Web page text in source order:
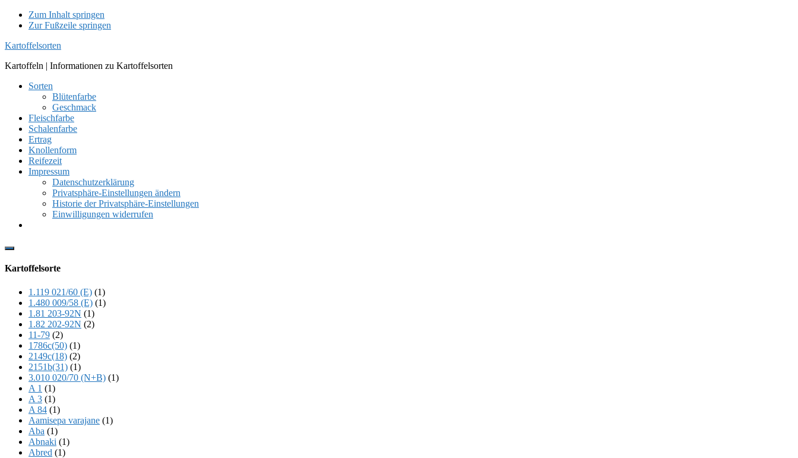
Zum Inhalt springen
Zur Fußzeile springen
Kartoffelsorten
Kartoffeln | Informationen zu Kartoffelsorten
Sorten
Blütenfarbe
Geschmack
Fleischfarbe
Schalenfarbe
Ertrag
Knollenform
Reifezeit
Impressum
Datenschutzerklärung
Privatsphäre-Einstellungen ändern
Historie der Privatsphäre-Einstellungen
Einwilligungen widerrufen
Show
Content
Kartoffelsorte
1.119 021/60 (E) (1)
1.480 009/58 (E) (1)
1.81 203-92N (1)
1.82 202-92N (2)
11-79 (2)
1786c(50) (1)
2149c(18) (2)
2151b(31) (1)
3.010 020/70 (N+B) (1)
A 1 (1)
A 3 (1)
A 84 (1)
Aamisepa varajane (1)
Aba (1)
Abnaki (1)
Abred (1)